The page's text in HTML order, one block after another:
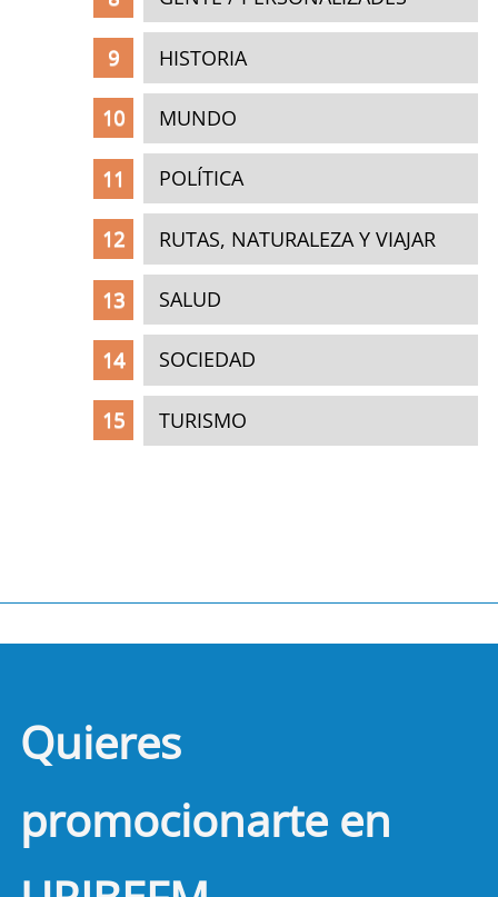
HISTORIA
MUNDO
POLÍTICA
RUTAS, NATURALEZA Y VIAJAR
SALUD
SOCIEDAD
TURISMO
Quieres
promocionarte en